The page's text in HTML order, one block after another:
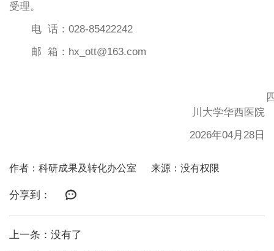
受理。
电 话： 028-85422242
邮 箱： hx_ott@163.com
川大学华西医院
2026年04月 28日
作者：科研成果及转化办公室 来源：没有权限
分享到：
上一条：没有了